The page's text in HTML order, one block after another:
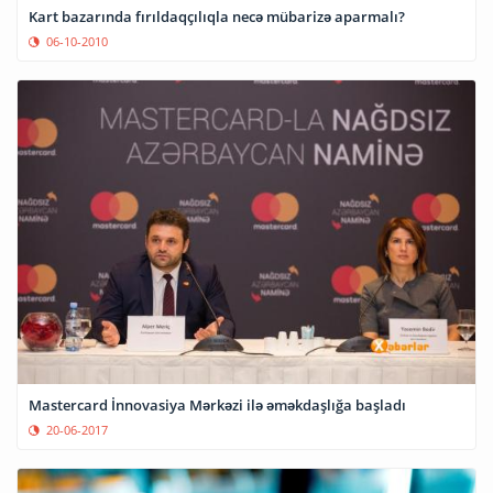
Kart bazarında fırıldaqçılıqla necə mübarizə aparmalı?
06-10-2010
Mastercard İnnovasiya Mərkəzi ilə əməkdaşlığa başladı
20-06-2017